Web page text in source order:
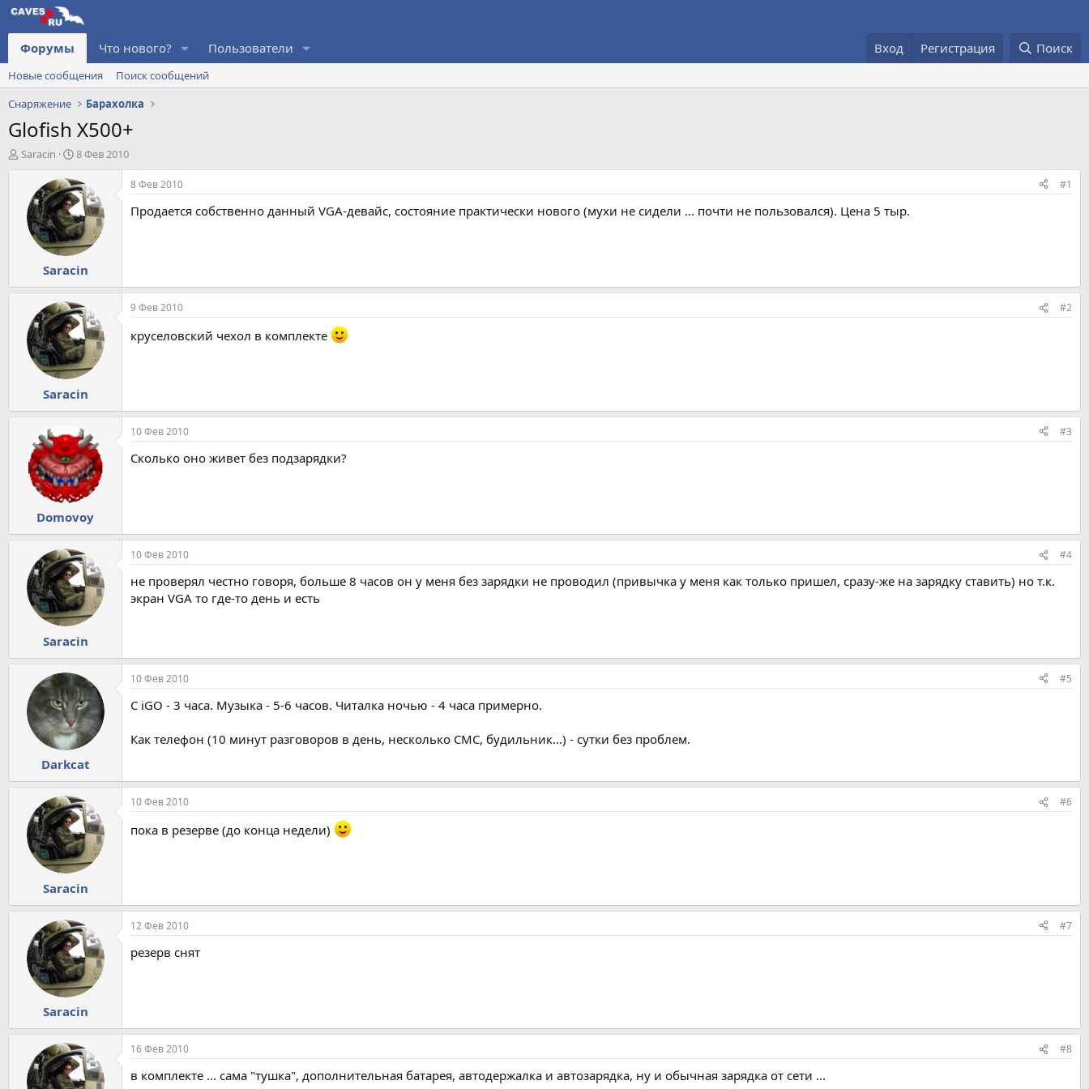
Форумы Что нового? Пользователи Вход Регистрация Поиск
Новые сообщения
Поиск сообщений
Снаряжение
Барахолка
Glofish X500+
А
Saracin
Д
т
а
н
а
ч
а
л
а
8 Фев 2010
Saracin
8 Фев 2010 #1
Продается собственно данный VGA-девайс, состояние практически нового (мухи не сидели ... почти не пользовался). Цена 5 тыр.
Saracin
9 Фев 2010 #2
круселовский чехол в комплекте
Domovoy
10 Фев 2010 #3
Сколько оно живет без подзарядки?
Saracin
10 Фев 2010 #4
не проверял честно говоря, больше 8 часов он у меня без зарядки не проводил (привычка у меня как только пришел, сразу-же на зарядку ставить) но т.к.
экран VGA то где-то день и есть
Darkcat
10 Фев 2010 #5
С iGO - 3 часа. Музыка - 5-6 часов. Читалка ночью - 4 часа примерно.
Как телефон (10 минут разговоров в день, несколько СМС, будильник...) - сутки без проблем.
Saracin
10 Фев 2010 #6
пока в резерве (до конца недели)
Saracin
12 Фев 2010 #7
резерв снят
16 Фев 2010 #8
в комплекте ... сама "тушка", дополнительная батарея, автодержалка и автозарядка, ну и обычная зарядка от сети ...